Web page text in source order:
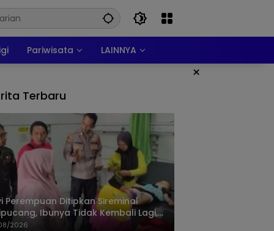
Pariwisata LAINNYA
×
Terbaru
Perempuan Ditipkan Sireminal
Ibunya Tidak Kembali Lagi,
Telusuri Keberadaan Orang Tua
2026